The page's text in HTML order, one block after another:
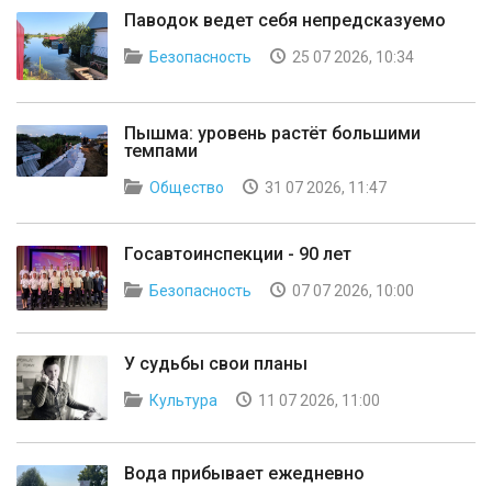
Паводок ведет себя непредсказуемо
Безопасность 25 07 2026, 10:34
Пышма: уровень растёт большими
темпами
Общество 31 07 2026, 11:47
Госавтоинспекции - 90 лет
Безопасность 07 07 2026, 10:00
У судьбы свои планы
Культура 11 07 2026, 11:00
Вода прибывает ежедневно